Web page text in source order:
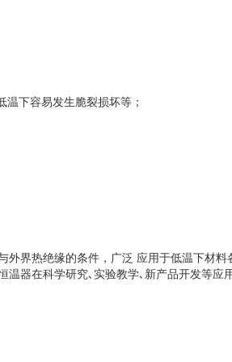
下容易发生脆裂损坏等；
界热绝缘的条件，广泛 应用于低温下材料
器在科学研究､实验教学､新产品开发等应